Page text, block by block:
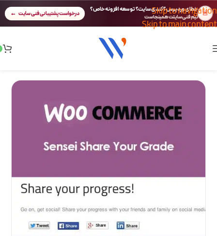
Skip to navigation
Skip to main content
🚨 خطای وردپرس؟ کندی سایت؟ توسعه افزونه خاص؟
تیم فنی سایتت همینجاست درخواست پشتیبانی فنی سایت